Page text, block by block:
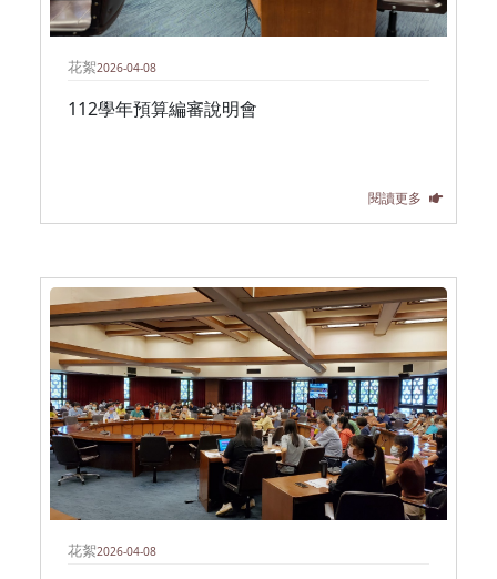
花絮2026-04-08
112學年預算編審說明會
閱讀更多
花絮2026-04-08